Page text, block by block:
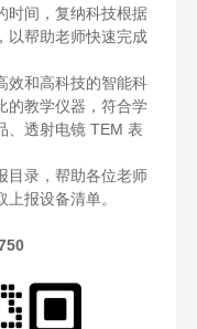
时间，复纳科技根据
以帮助老师快速完成
效和高科技的智能科
的教学仪器，符合学
、透射电镜 TEM 表
目录，帮助各位老师
报设备清单。